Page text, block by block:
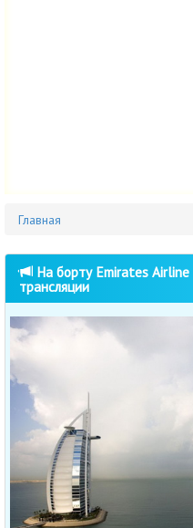
Главная
На борту Emirates
трансляции